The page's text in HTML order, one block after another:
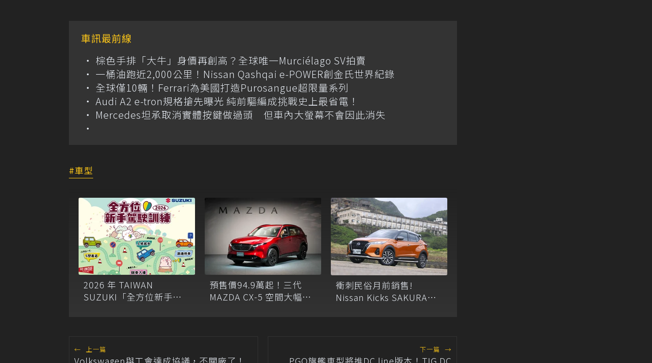
車訊最前線
棕色手排「大牛」身價再創高？全球唯一Murciélago SV拍賣
一桶油跑近2,000公里！Nissan Qashqai e-POWER創金氏世界紀錄
全球僅10輛！Ferrari為美國打造Purosangue超限量系列
Audi A2 e-tron規格搶先曝光 純前驅編成挑戰史上最省電！
Mercedes坦承取消實體按鍵做過頭 但車內大螢幕不會因此消失
車型
2026 年 TAIWAN
SUZUKI「全方位新手駕
預售價94.9萬起！三代
MAZDA CX-5 空間大幅升
衝刺民俗月前銷售!
Nissan Kicks SAKURA新
← 上一篇
Volkswagen與工會達成協議，不關廠了！
下一篇 →
PGO旗艦車型將推DC line版本！TIG DC